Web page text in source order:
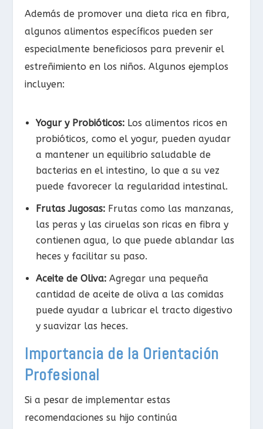
Además de promover una dieta rica en fibra,
algunos alimentos específicos pueden ser
especialmente beneficiosos para prevenir el
estreñimiento en los niños. Algunos ejemplos
incluyen:
Yogur y Probióticos:Los alimentos ricos en
probióticos, como el yogur, pueden ayudar
a mantener un equilibrio saludable de
bacterias en el intestino, lo que a su vez
puede favorecer la regularidad intestinal.
Frutas Jugosas:Frutas como las manzanas,
las peras y las ciruelas son ricas en fibra y
contienen agua, lo que puede ablandar las
heces y facilitar su paso.
Aceite de Oliva:Agregar una pequeña
cantidad de aceite de oliva a las comidas
puede ayudar a lubricar el tracto digestivo
y suavizar las heces.
Importancia de la Orientación
Profesional
Si a pesar de implementar estas
recomendaciones su hijo continúa